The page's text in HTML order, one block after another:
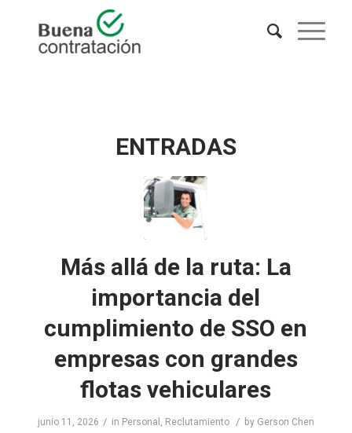
ENTRADAS
Más allá de la ruta: La
importancia del
cumplimiento de SSO en
empresas con grandes
flotas vehiculares
junio 11, 2026 / in Personal , Reclutamiento / by Gerson Chen